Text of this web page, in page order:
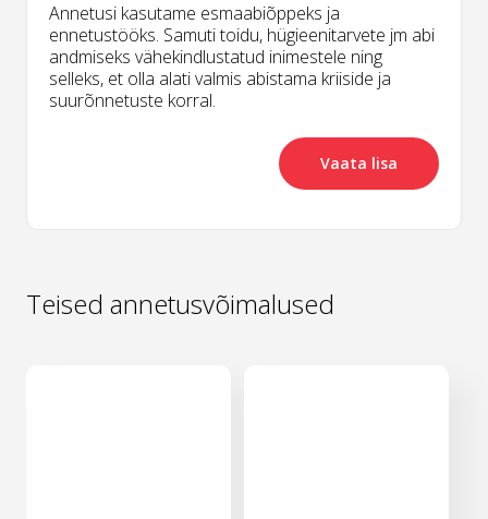
Annetusi kasutame esmaabiõppeks ja
ennetustööks. Samuti toidu, hügieenitarvete jm abi
andmiseks vähekindlustatud inimestele ning
selleks, et olla alati valmis abistama kriiside ja
suurõnnetuste korral.
Vaata lisa
Teised annetusvõimalused